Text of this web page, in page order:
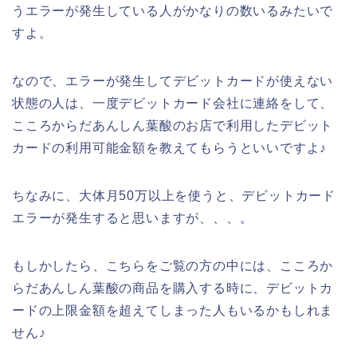
うエラーが発生している人がかなりの数いるみたいで
すよ。
なので、エラーが発生してデビットカードが使えない
状態の人は、一度デビットカード会社に連絡をして、
こころからだあんしん葉酸のお店で利用したデビット
カードの利用可能金額を教えてもらうといいですよ♪
ちなみに、大体月50万以上を使うと、デビットカード
エラーが発生すると思いますが、、、。
もしかしたら、こちらをご覧の方の中には、こころか
らだあんしん葉酸の商品を購入する時に、デビットカ
ードの上限金額を超えてしまった人もいるかもしれま
せん♪